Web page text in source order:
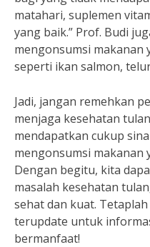
matahari, suplemen
yang baik.” Prof. Budi
mengonsumsi makanan
seperti ikan salmon,
Jadi, jangan remehkan
menjaga kesehatan
mendapatkan cukup
mengonsumsi makanan
Dengan begitu, kita
masalah kesehatan
sehat dan kuat.
terupdate untuk
bermanfaat!